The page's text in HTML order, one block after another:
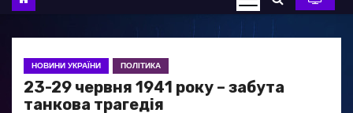
НОВИНИ УКРАЇНИ ПОЛІТИКА
23-29 червня 1941 року – забута
танкова трагедія